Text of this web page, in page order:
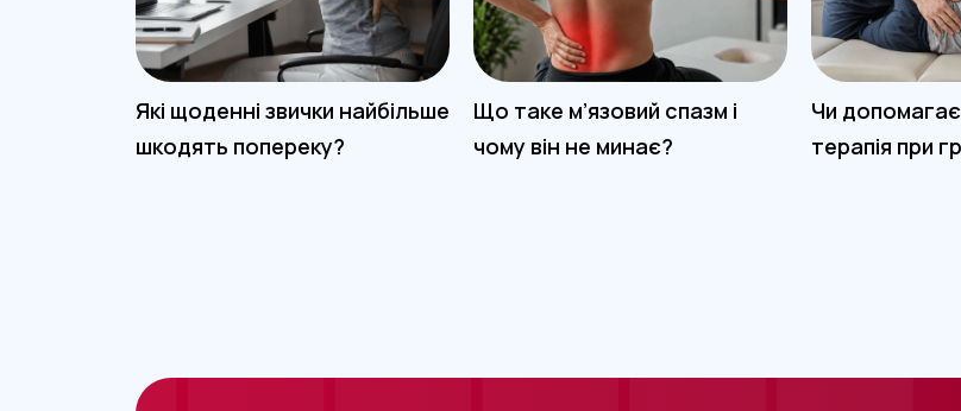
Які щоденні звички найбільше
шкодять попереку?
Що таке м’язовий спазм і
чому він не минає?
Чи
терапія при